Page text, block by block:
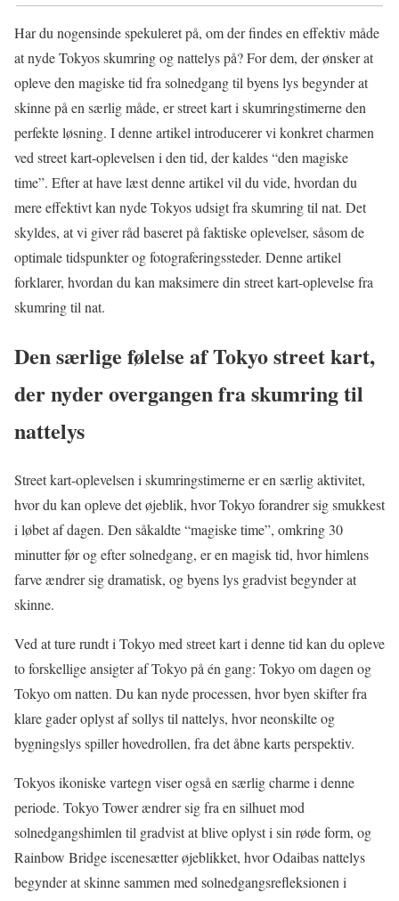
Har du nogensinde spekuleret på, om der findes en effektiv måde
at nyde Tokyos skumring og nattelys på? For dem, der ønsker at
opleve den magiske tid fra solnedgang til byens lys begynder at
skinne på en særlig måde, er street kart i skumringstimerne den
perfekte løsning. I denne artikel introducerer vi konkret charmen
ved street kart-oplevelsen i den tid, der kaldes “den magiske
time”. Efter at have læst denne artikel vil du vide, hvordan du
mere effektivt kan nyde Tokyos udsigt fra skumring til nat. Det
skyldes, at vi giver råd baseret på faktiske oplevelser, såsom de
optimale tidspunkter og fotograferingssteder. Denne artikel
forklarer, hvordan du kan maksimere din street kart-oplevelse fra
skumring til nat.
Den særlige følelse af Tokyo street kart,
der nyder overgangen fra skumring til
nattelys
Street kart-oplevelsen i skumringstimerne er en særlig aktivitet,
hvor du kan opleve det øjeblik, hvor Tokyo forandrer sig smukkest
i løbet af dagen. Den såkaldte “magiske time”, omkring 30
minutter før og efter solnedgang, er en magisk tid, hvor himlens
farve ændrer sig dramatisk, og byens lys gradvist begynder at
skinne.
Ved at ture rundt i Tokyo med street kart i denne tid kan du opleve
to forskellige ansigter af Tokyo på én gang: Tokyo om dagen og
Tokyo om natten. Du kan nyde processen, hvor byen skifter fra
klare gader oplyst af sollys til nattelys, hvor neonskilte og
bygningslys spiller hovedrollen, fra det åbne karts perspektiv.
Tokyos ikoniske vartegn viser også en særlig charme i denne
periode. Tokyo Tower ændrer sig fra en silhuet mod
solnedgangshimlen til gradvist at blive oplyst i sin røde form, og
Rainbow Bridge iscenesætter øjeblikket, hvor Odaibas nattelys
begynder at skinne sammen med solnedgangsrefleksionen i